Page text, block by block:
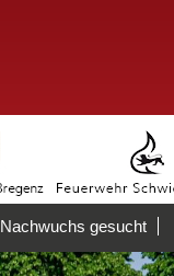
Nachwuchs gesucht